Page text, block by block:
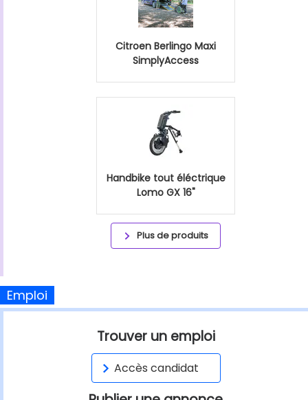
Citroen Berlingo Maxi
SimplyAccess
Handbike tout éléctrique
Lomo GX 16"
Plus de produits
Emploi
Trouver un emploi
Accès candidat